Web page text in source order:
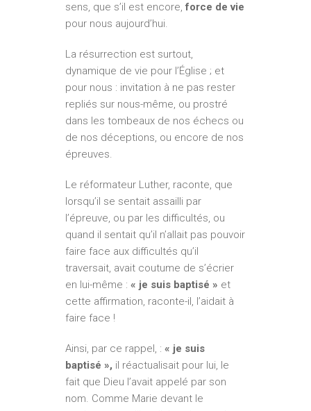
sens, que s’il est encore,force de vie
pour nous aujourd’hui.
La résurrection est surtout,
dynamique de vie pour l’Église ; et
pour nous : invitation à ne pas rester
repliés sur nous-même, ou prostré
dans les tombeaux de nos échecs ou
de nos déceptions, ou encore de nos
épreuves.
Le réformateur Luther, raconte, que
lorsqu’il se sentait assailli par
l’épreuve, ou par les difficultés, ou
quand il sentait qu’il n’allait pas pouvoir
faire face aux difficultés qu’il
traversait, avait coutume de s’écrier
en lui-même : « je suis baptisé » et
cette affirmation, raconte-il, l’aidait à
faire face !
Ainsi, par ce rappel, : « je suis
baptisé », il réactualisait pour lui, le
fait que Dieu l’avait appelé par son
nom. Comme Marie devant le